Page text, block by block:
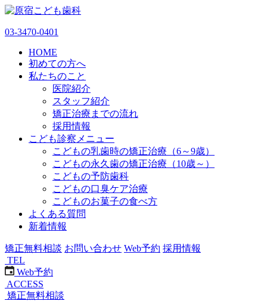
03-3470-0401
HOME
初めての方へ
私たちのこと
医院紹介
スタッフ紹介
矯正治療までの流れ
採用情報
こども診察メニュー
こどもの乳歯時の矯正治療（6～9歳）
こどもの永久歯の矯正治療（10歳～）
こどもの予防歯科
こどもの口臭ケア治療
こどものお菓子の食べ方
よくある質問
新着情報
矯正無料相談 お問い合わせ Web予約 採用情報
TEL
Web予約
ACCESS
矯正無料相談